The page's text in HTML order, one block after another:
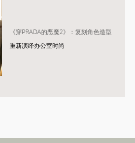
《穿PRADA的恶魔2》：复刻角色造型
重新演绎办公室时尚